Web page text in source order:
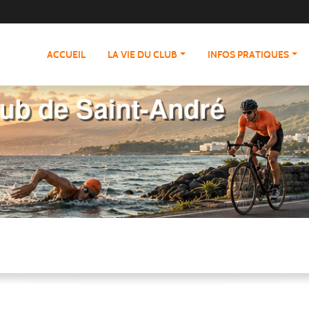
ACCUEIL LA VIE DU CLUB INFOS PRATIQUES